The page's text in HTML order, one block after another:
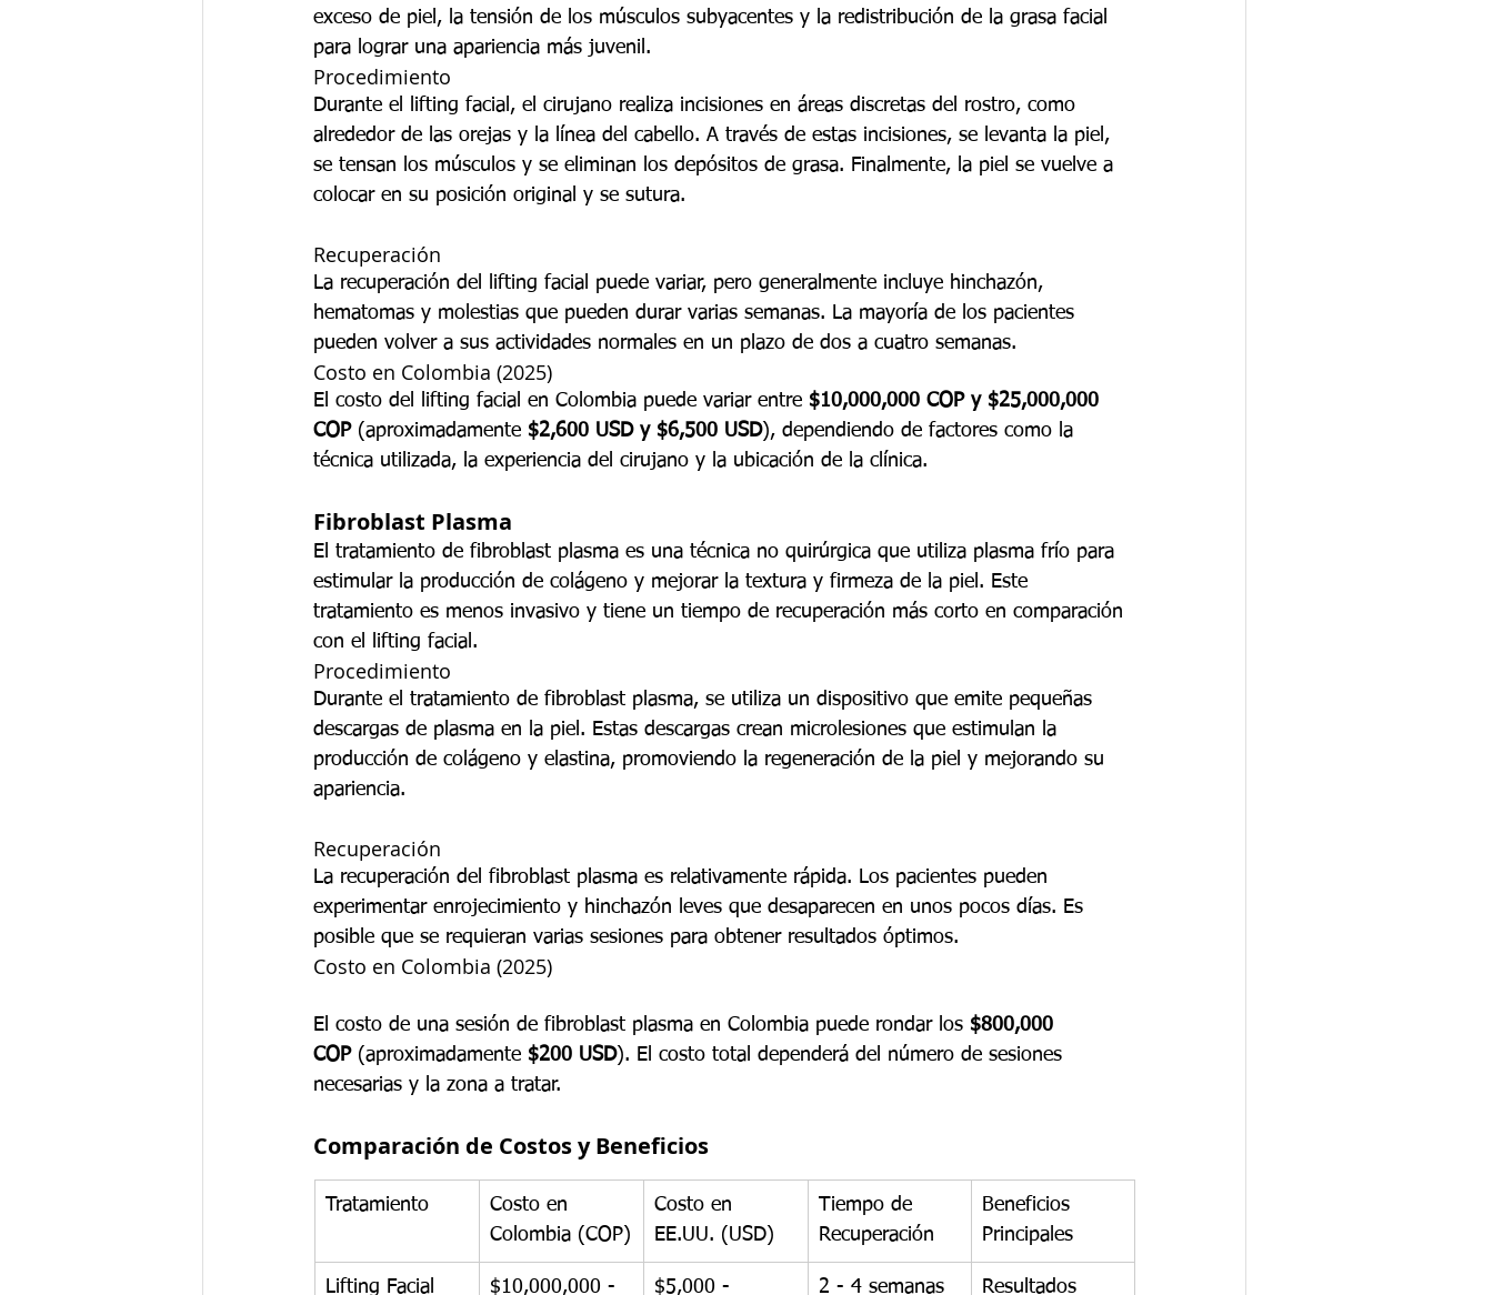
exceso de piel, la tensión de los músculos subyacentes y la redistribución de la grasa facial
para lograr una apariencia más juvenil.
Procedimiento
Durante el lifting facial, el cirujano realiza incisiones en áreas discretas del rostro, como
alrededor de las orejas y la línea del cabello. A través de estas incisiones, se levanta la piel,
se tensan los músculos y se eliminan los depósitos de grasa. Finalmente, la piel se vuelve a
colocar en su posición original y se sutura.
Recuperación
La recuperación del lifting facial puede variar, pero generalmente incluye hinchazón,
hematomas y molestias que pueden durar varias semanas. La mayoría de los pacientes
pueden volver a sus actividades normales en un plazo de dos a cuatro semanas.
Costo en Colombia (2025)
El costo del lifting facial en Colombia puede variar entre $10,000,000 COP y $25,000,000
COP (aproximadamente $2,600 USD y $6,500 USD), dependiendo de factores como la
técnica utilizada, la experiencia del cirujano y la ubicación de la clínica.
Fibroblast Plasma
El tratamiento de fibroblast plasma es una técnica no quirúrgica que utiliza plasma frío para
estimular la producción de colágeno y mejorar la textura y firmeza de la piel. Este
tratamiento es menos invasivo y tiene un tiempo de recuperación más corto en comparación
con el lifting facial.
Procedimiento
Durante el tratamiento de fibroblast plasma, se utiliza un dispositivo que emite pequeñas
descargas de plasma en la piel. Estas descargas crean microlesiones que estimulan la
producción de colágeno y elastina, promoviendo la regeneración de la piel y mejorando su
apariencia.
Recuperación
La recuperación del fibroblast plasma es relativamente rápida. Los pacientes pueden
experimentar enrojecimiento y hinchazón leves que desaparecen en unos pocos días. Es
posible que se requieran varias sesiones para obtener resultados óptimos.
Costo en Colombia (2025)
El costo de una sesión de fibroblast plasma en Colombia puede rondar los $800,000
COP (aproximadamente $200 USD). El costo total dependerá del número de sesiones
necesarias y la zona a tratar.
Comparación de Costos y Beneficios
Tratamiento
Costo en
Colombia (COP)
Costo en
EE.UU. (USD)
Tiempo de
Recuperación
Beneficios
Principales
Lifting Facial $10,000,000 - $5,000 - 2 - 4 semanas Resultados